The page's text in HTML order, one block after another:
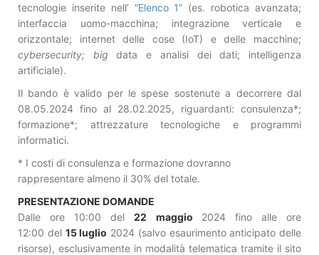
tecnologie inserite nell’ “Elenco 1” (es. robotica avanzata;
interfaccia uomo-macchina; integrazione verticale e
orizzontale; internet delle cose (IoT) e delle macchine;
cybersecurity; big data e analisi dei dati; intelligenza
artificiale).
Il bando è valido per le spese sostenute a decorrere dal
08.05.2024 fino al 28.02.2025, riguardanti: consulenza*;
formazione*; attrezzature tecnologiche e programmi
informatici.
* I costi di consulenza e formazione dovranno
rappresentare almeno il 30% del totale.
PRESENTAZIONE DOMANDE
Dalle ore 10:00 del22 maggio 2024 fino alle ore
12:00 del 15 luglio 2024 (salvo esaurimento anticipato delle
risorse), esclusivamente in modalità telematica tramite il sito